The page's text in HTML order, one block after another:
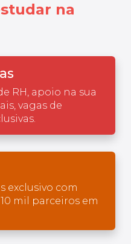
na
RH, apoio na sua
vagas de
exclusivo com
mil parceiros em